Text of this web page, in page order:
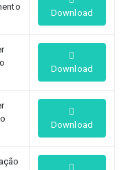
Download
Download
Download